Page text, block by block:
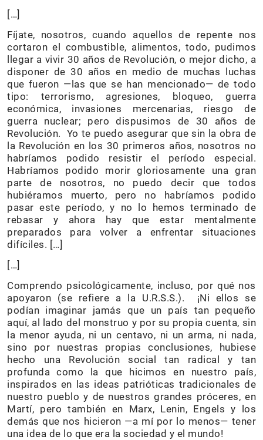
[…]
Fíjate, nosotros, cuando aquellos de repente nos
cortaron el combustible, alimentos, todo, pudimos
llegar a vivir 30 años de Revolución, o mejor dicho, a
disponer de 30 años en medio de muchas luchas
que fueron —las que se han mencionado— de todo
tipo: terrorismo, agresiones, bloqueo, guerra
económica, invasiones mercenarias, riesgo de
guerra nuclear; pero dispusimos de 30 años de
Revolución. Yo te puedo asegurar que sin la obra de
la Revolución en los 30 primeros años, nosotros no
habríamos podido resistir el período especial.
Habríamos podido morir gloriosamente una gran
parte de nosotros, no puedo decir que todos
hubiéramos muerto, pero no habríamos podido
pasar este período, y no lo hemos terminado de
rebasar y ahora hay que estar mentalmente
preparados para volver a enfrentar situaciones
difíciles. […]
[…]
Comprendo psicológicamente, incluso, por qué nos
apoyaron (se refiere a la U.R.S.S.). ¡Ni ellos se
podían imaginar jamás que un país tan pequeño
aquí, al lado del monstruo y por su propia cuenta, sin
la menor ayuda, ni un centavo, ni un arma, ni nada,
sino por nuestras propias conclusiones, hubiese
hecho una Revolución social tan radical y tan
profunda como la que hicimos en nuestro país,
inspirados en las ideas patrióticas tradicionales de
nuestro pueblo y de nuestros grandes próceres, en
Martí, pero también en Marx, Lenin, Engels y los
demás que nos hicieron —a mí por lo menos— tener
una idea de lo que era la sociedad y el mundo!